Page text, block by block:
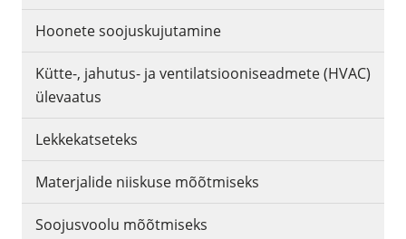
Hoonete soojuskujutamine
Kütte-, jahutus- ja ventilatsiooniseadmete (HVAC)
ülevaatus
Lekkekatseteks
Materjalide niiskuse mõõtmiseks
Soojusvoolu mõõtmiseks